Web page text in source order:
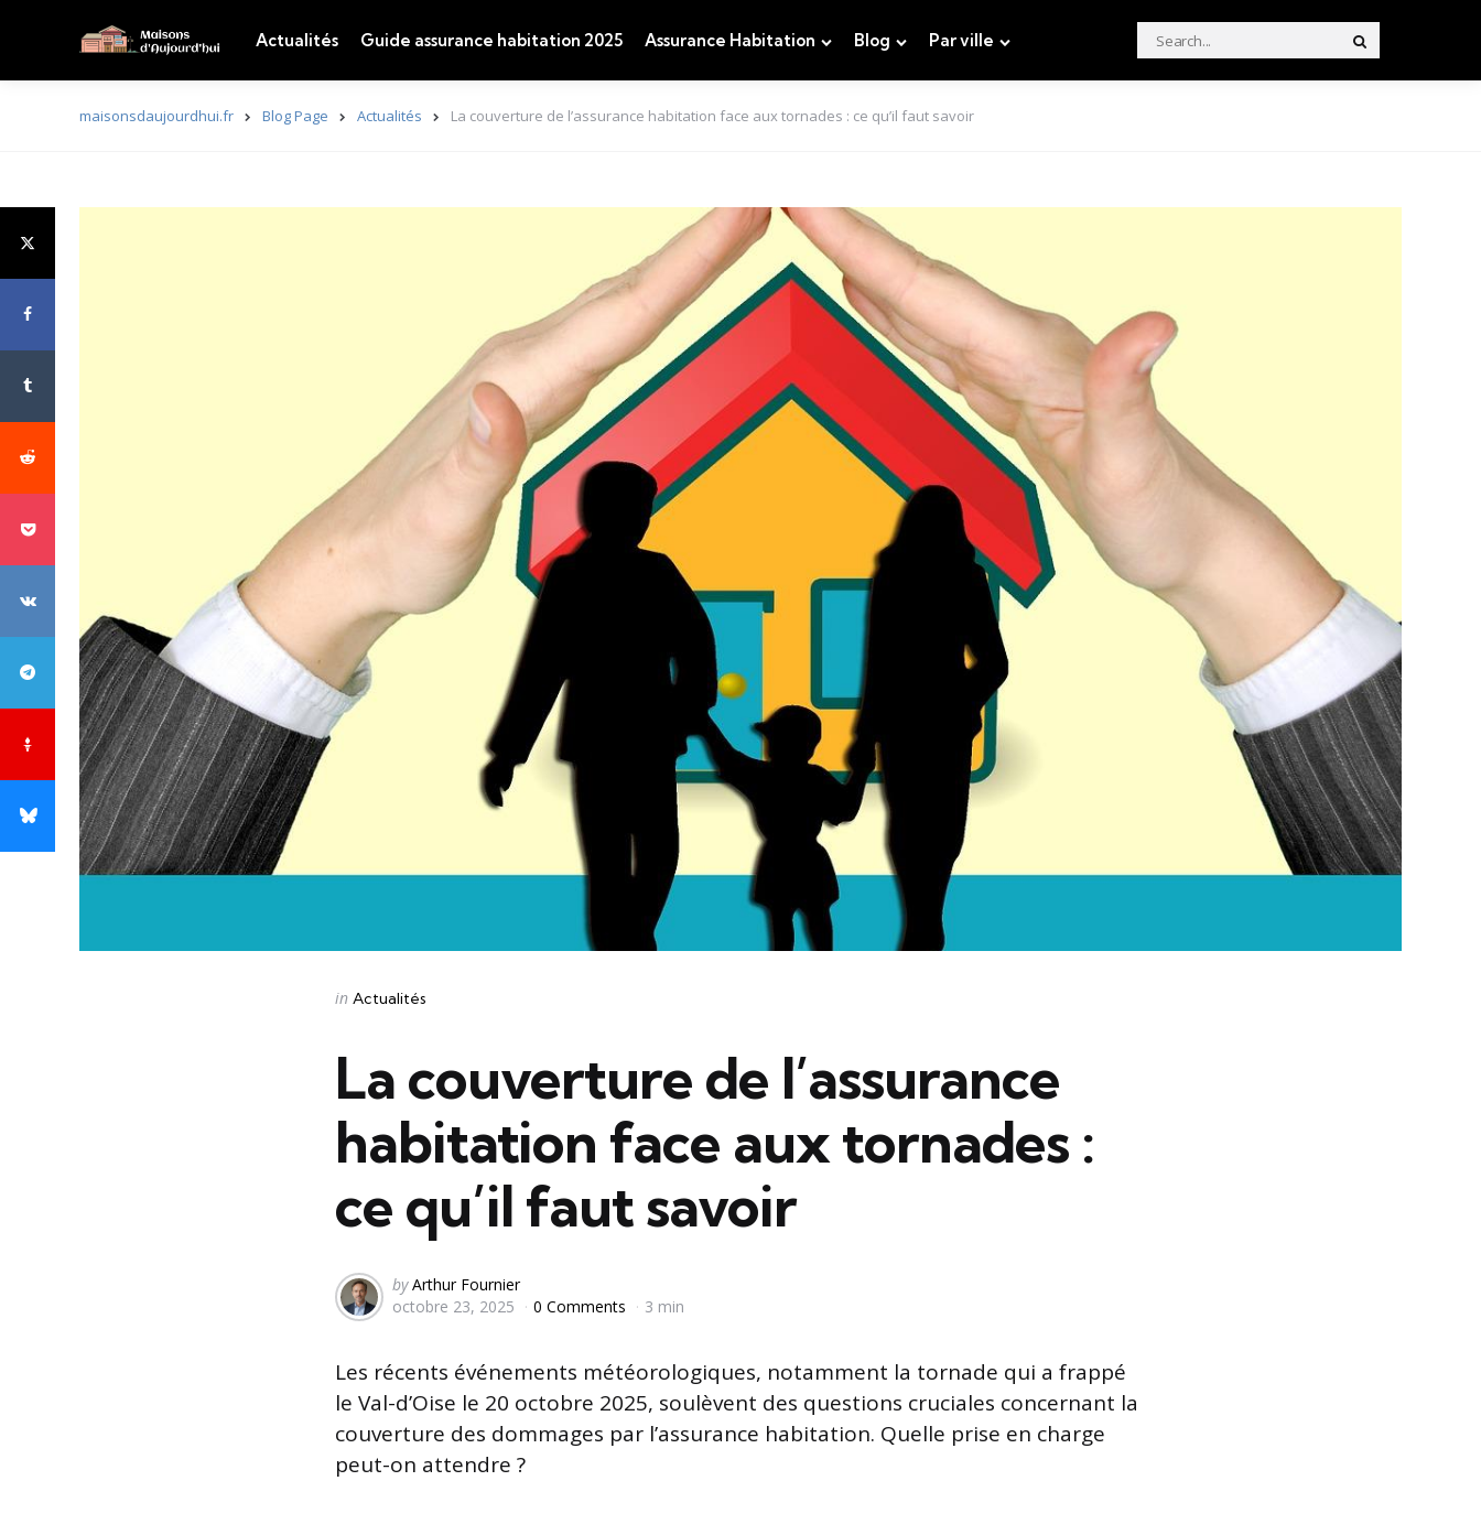
Actualités Guide assurance habitation 2025 Assurance Habitation Blog Par ville
Search
for:
maisonsdaujourdhui.fr Blog Page Actualités La couverture de l’assurance habitation face aux tornades : ce qu’il faut savoir
Categories
Posted
in Actualités
La couverture de l’assurance
habitation face aux tornades :
ce qu’il faut savoir
Posted
by
by Arthur Fournier
octobre 23, 2025
0 Comments 3 min
Les récents événements météorologiques, notamment la tornade qui a frappé
le Val-d’Oise le 20 octobre 2025, soulèvent des questions cruciales concernant la
couverture des dommages par l’assurance habitation. Quelle prise en charge
peut-on attendre ?